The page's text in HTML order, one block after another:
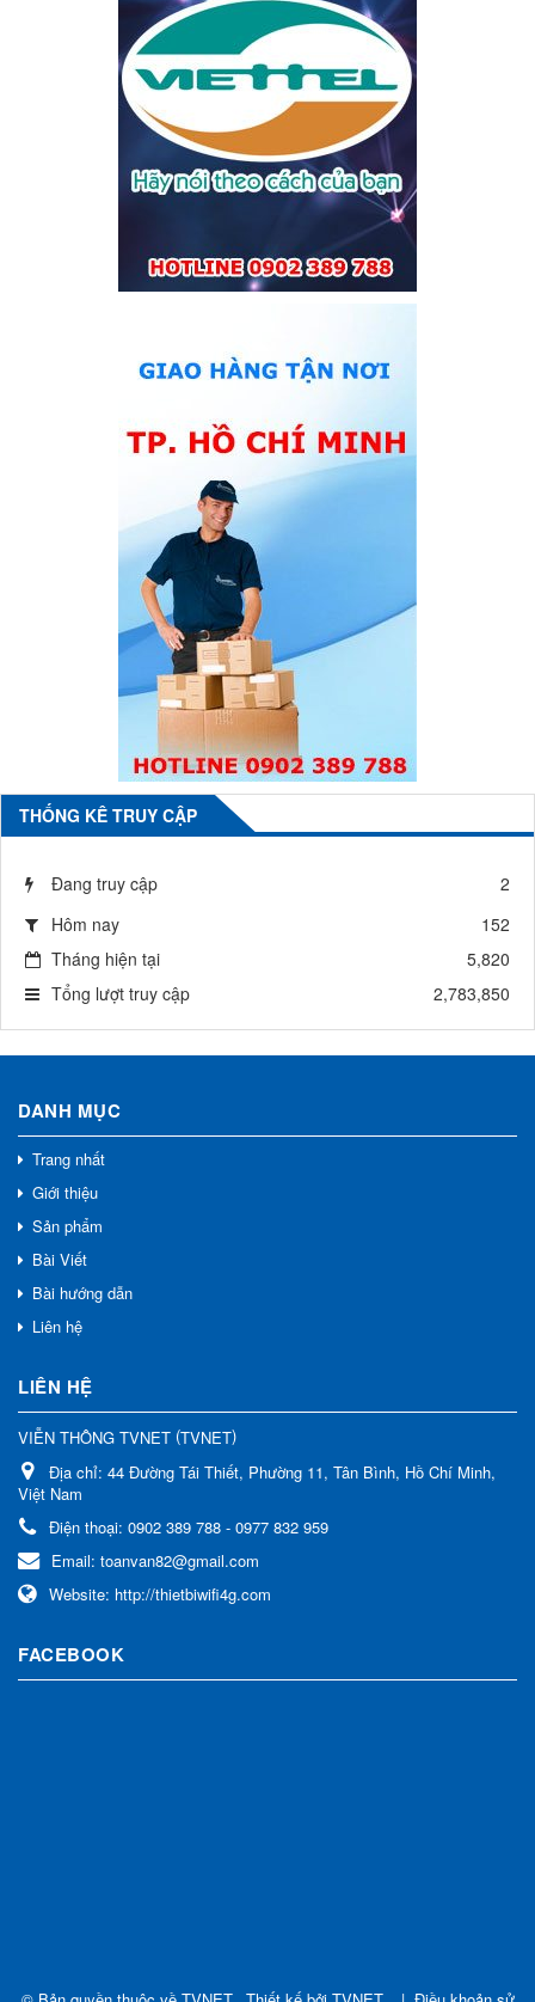
THỐNG KÊ TRUY CẬP
Đang truy cập
2
Hôm nay
152
Tháng hiện tại
5,820
Tổng lượt truy cập
2,783,850
DANH MỤC
Trang nhất
Giới thiệu
Sản phẩm
Bài Viết
Bài hướng dẫn
Liên hệ
LIÊN HỆ
VIỄN THÔNG TVNET (TVNET)
Địa chỉ: 44 Đường Tái Thiết, Phường 11, Tân Bình, Hồ Chí Minh,
Việt Nam
Điện thoại: 0902 389 788 - 0977 832 959
Email: toanvan82@gmail.com
Website: http://thietbiwifi4g.com
FACEBOOK